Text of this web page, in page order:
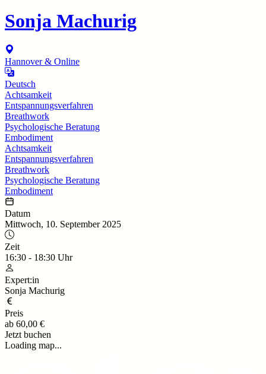
Sonja Machurig
Hannover & Online
Deutsch
Achtsamkeit
Entspannungsverfahren
Breathwork
Psychologische Beratung
Embodiment
Achtsamkeit
Entspannungsverfahren
Breathwork
Psychologische Beratung
Embodiment
Datum
Mittwoch, 10. September 2025
Zeit
16:30 - 18:30 Uhr
Expert:in
Sonja Machurig
Preis
ab 60,00 €
Jetzt buchen
Loading map...